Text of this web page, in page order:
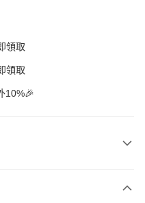
領取
領取
10%🎉